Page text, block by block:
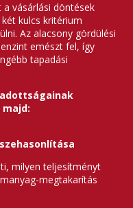
vásárlási döntések
kulcs kritérium
Az alacsony gördülési
emészt fel, így
tapadási
milyen teljesítményt
megtakarítás